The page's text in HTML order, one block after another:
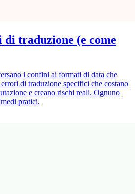
traduzione (e come
i confini ai formati di data che
di traduzione specifici che costano
e creano rischi reali. Ognuno
pratici.